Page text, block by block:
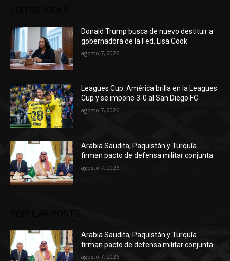
Donald Trump busca de nuevo destituir a
gobernadora de la Fed, Lisa Cook
agosto 7, 2026
Leagues Cup: América brilla en la Leagues
Cup y se impone 3-0 al San Diego FC
agosto 7, 2026
Arabia Saudita, Paquistán y Turquía
firman pacto de defensa militar conjunta
agosto 7, 2026
Arabia Saudita, Paquistán y Turquía
firman pacto de defensa militar conjunta
agosto 7, 2026